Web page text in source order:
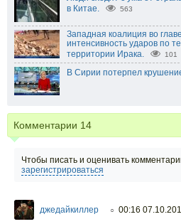
в Китае.
563
Западная коалиция во
интенсивность ударов по
территории Ирака.
101
В Сирии потерпел
Комментарии 14
Чтобы писать и оценивать
зарегистрироваться
джедайкиллер ○ 00:16